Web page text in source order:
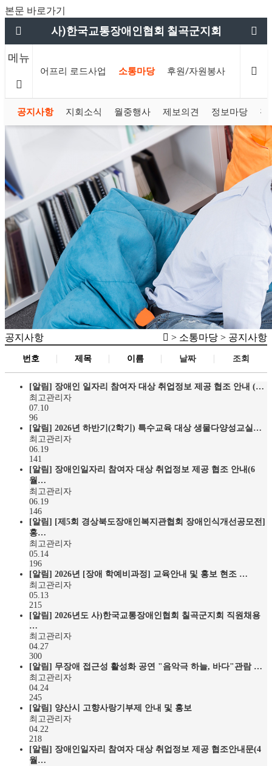
본문 바로가기
사)한국교통장애인협회 칠곡군지회
메뉴
배리어프리 로드사업 소통마당 후원/자원봉사 칠곡군
공지사항 지회소식 월중행사 제보의견 정보마당 활
> 소통마당 > 공지사항
공지사항
번호 제목 이름 날짜 조회
[알림] 장애인 일자리 참여자 대상 취업정보 제공 협조 안내 (…
최고관리자
07.10
96
[알림] 2026년 하반기(2학기) 특수교육 대상 생물다양성교실…
최고관리자
06.19
141
[알림] 장애인일자리 참여자 대상 취업정보 제공 협조 안내(6
월…
최고관리자
06.19
146
[알림] [제5회 경상북도장애인복지관협회 장애인식개선공모전]
홍…
최고관리자
05.14
196
[알림] 2026년 [장애 학예비과정] 교육안내 및 홍보 현조 …
최고관리자
05.13
215
[알림] 2026년도 사)한국교통장애인협회 칠곡군지회 직원채용
…
최고관리자
04.27
300
[알림] 무장애 접근성 활성화 공연 "음악극 하늘, 바다"관람 …
최고관리자
04.24
245
[알림] 양산시 고향사랑기부제 안내 및 홍보
최고관리자
04.22
218
[알림] 장애인일자리 참여자 대상 취업정보 제공 협조안내문(4
월…